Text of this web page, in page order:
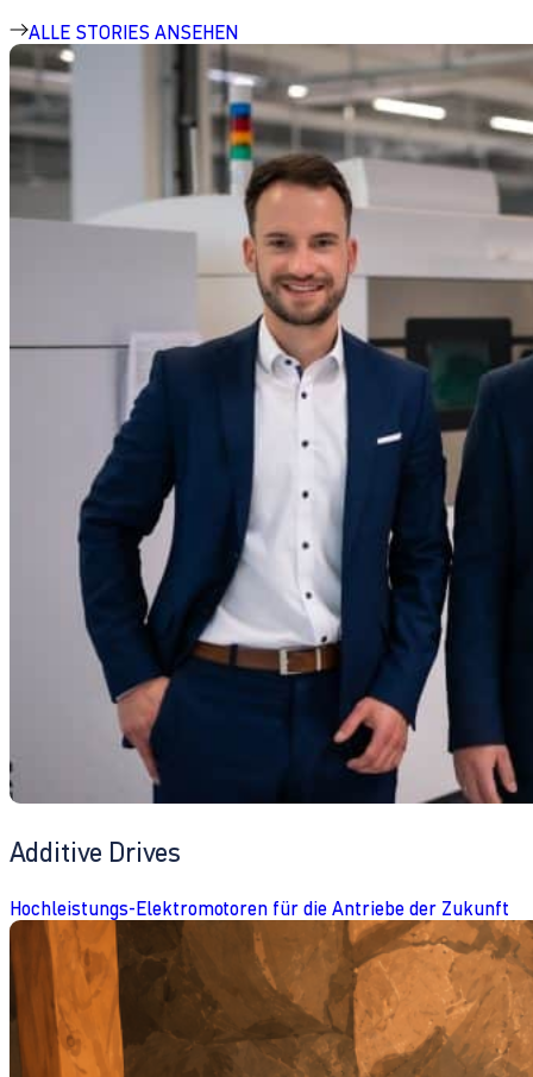
ALLE STORIES ANSEHEN
Additive Drives
Hochleistungs-Elektromotoren für die Antriebe der Zukunft